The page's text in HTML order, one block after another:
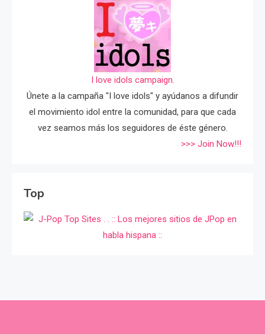
I love idols campaign.
Únete a la campaña "I love idols" y ayúdanos a difundir
el movimiento idol entre la comunidad, para que cada
vez seamos más los seguidores de éste género.
>>> Join Now!!!
Top